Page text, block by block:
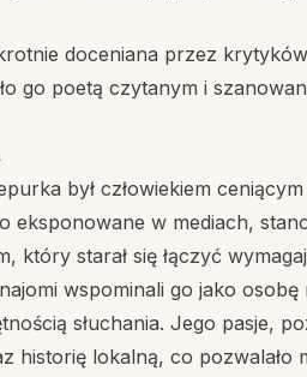
doceniana przez
go poetą czytanym i
był człowiekiem
eksponowane w mediach,
który starał się łączyć
wspominali go jako osobę
słuchania. Jego pasje,
historię lokalną, co pozwalało